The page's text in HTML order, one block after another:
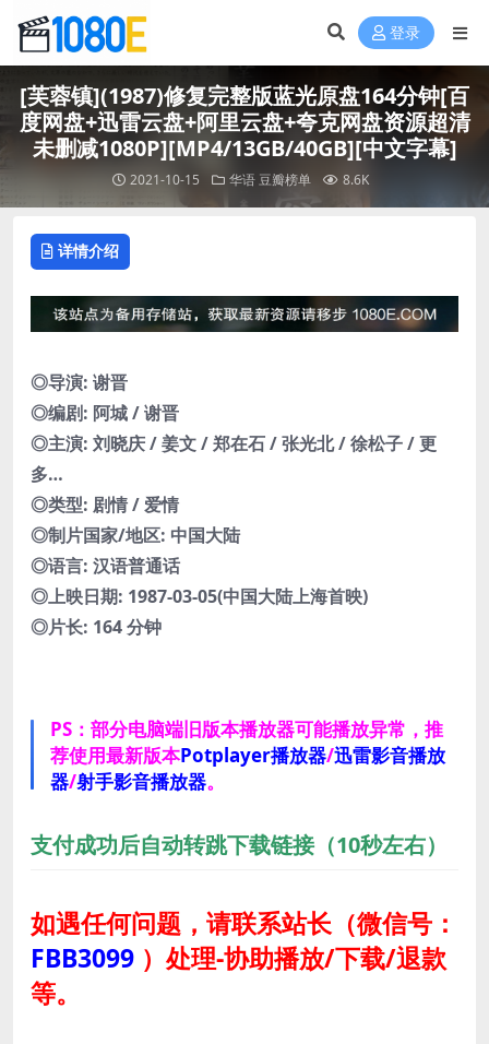
登录
[芙蓉镇](1987)修复完整版蓝光原盘164分钟[百
度网盘+迅雷云盘+阿里云盘+夸克网盘资源超清
未删减1080P][MP4/13GB/40GB][中文字幕]
2021-10-15 华语 豆瓣榜单 8.6K
详情介绍
◎导演: 谢晋
◎编剧: 阿城 / 谢晋
◎主演: 刘晓庆 / 姜文 / 郑在石 / 张光北 / 徐松子 / 更
多…
◎类型: 剧情 / 爱情
◎制片国家/地区: 中国大陆
◎语言: 汉语普通话
◎上映日期: 1987-03-05(中国大陆上海首映)
◎片长: 164 分钟
PS：部分电脑端旧版本播放器可能播放异常，推
荐使用最新版本Potplayer播放器/迅雷影音播放
器/射手影音播放器。
支付成功后自动转跳下载链接（10秒左右）
如遇任何问题，请联系站长（微信号：
FBB3099 ） 处理-协助播放/下载/退款
等。